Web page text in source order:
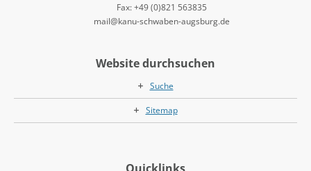
Fax: +49 (0)821 563835
mail@kanu-schwaben-augsburg.de
Website durchsuchen
Suche
Sitemap